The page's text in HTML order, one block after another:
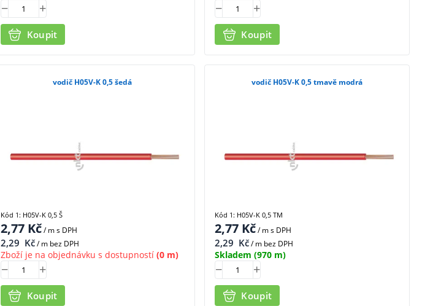
Koupit Koupit
vodič H05V-K 0,5 šedá
2,77Kč/ ms DPH
2,29 Kč/ m bez DPH
Zboží je na objednávku s dostupností(0 m)
Koupit
Kód 1: H05V-K 0,5 Š
vodič H05V-K 0,5 tmavě modrá
2,77 Kč/ ms DPH
2,29 Kč/ m bez DPH
Skladem (970 m)
Koupit
Kód 1: H05V-K 0,5 TM